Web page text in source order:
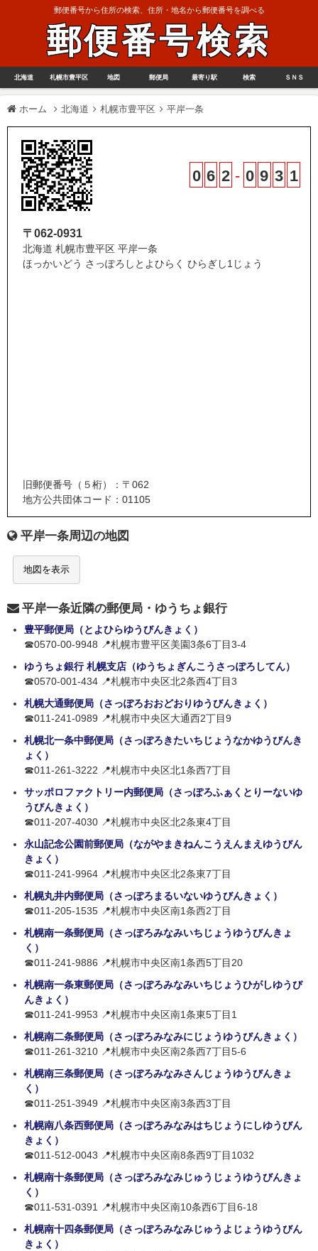
郵便番号から住所の検索、住所・地名から郵便番号を調べる
郵便番号検索
北海道 札幌市豊平区 地図 郵便局 最寄り駅 検索 ＳＮＳ
ホーム 北海道 札幌市豊平区 平岸一条
0 6 2 - 0 9 3 1
〒062-0931
北海道 札幌市豊平区 平岸一条
ほっかいどう さっぽろしとよひらく ひらぎし1じょう
旧郵便番号（５桁）：〒062
地方公共団体コード：01105
平岸一条周辺の地図
地図を表示
平岸一条近隣の郵便局・ゆうちょ銀行
豊平郵便局（とよひらゆうびんきょく）
☎0570-00-9948 📍札幌市豊平区美園3条6丁目3-4
ゆうちょ銀行 札幌支店（ゆうちょぎんこうさっぽろしてん）
☎0570-001-434 📍札幌市中央区北2条西4丁目3
札幌大通郵便局（さっぽろおおどおりゆうびんきょく）
☎011-241-0989 📍札幌市中央区大通西2丁目9
札幌北一条中郵便局（さっぽろきたいちじょうなかゆうびんき
ょく）
☎011-261-3222 📍札幌市中央区北1条西7丁目
サッポロファクトリー内郵便局（さっぽろふぁくとりーないゆ
うびんきょく）
☎011-207-4030 📍札幌市中央区北2条東4丁目
永山記念公園前郵便局（ながやまきねんこうえんまえゆうびん
きょく）
☎011-241-9964 📍札幌市中央区北2条東7丁目
札幌丸井内郵便局（さっぽろまるいないゆうびんきょく）
☎011-205-1535 📍札幌市中央区南1条西2丁目
札幌南一条郵便局（さっぽろみなみいちじょうゆうびんきょ
く）
☎011-241-9886 📍札幌市中央区南1条西5丁目20
札幌南一条東郵便局（さっぽろみなみいちじょうひがしゆうび
んきょく）
☎011-241-9953 📍札幌市中央区南1条東5丁目1
札幌南二条郵便局（さっぽろみなみにじょうゆうびんきょく）
☎011-261-3210 📍札幌市中央区南2条西7丁目5-6
札幌南三条郵便局（さっぽろみなみさんじょうゆうびんきょ
く）
☎011-251-3949 📍札幌市中央区南3条西3丁目
札幌南八条西郵便局（さっぽろみなみはちじょうにしゆうびん
きょく）
☎011-512-0043 📍札幌市中央区南8条西9丁目1032
札幌南十条郵便局（さっぽろみなみじゅうじょうゆうびんきょ
く）
☎011-531-0391 📍札幌市中央区南10条西6丁目6-18
札幌南十四条郵便局（さっぽろみなみじゅうよじょうゆうびん
きょく）